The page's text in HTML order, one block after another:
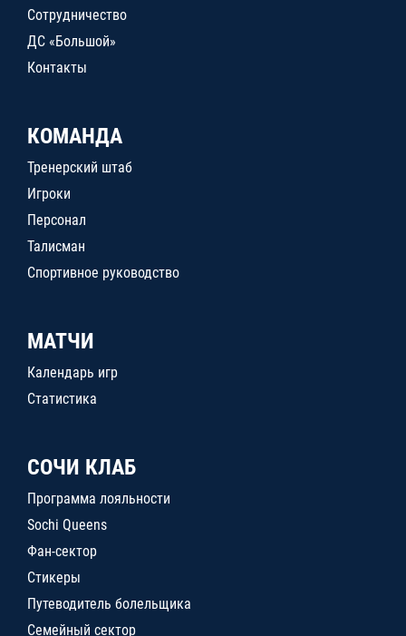
Сотрудничество
ДС «Большой»
Контакты
КОМАНДА
Тренерский штаб
Игроки
Персонал
Талисман
Спортивное руководство
МАТЧИ
Календарь игр
Статистика
СОЧИ КЛАБ
Программа лояльности
Sochi Queens
Фан-сектор
Стикеры
Путеводитель болельщика
Семейный сектор